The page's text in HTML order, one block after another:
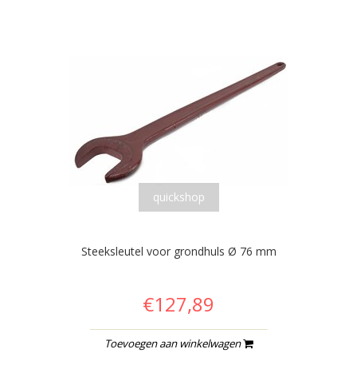
quickshop
Steeksleutel voor grondhuls Ø 76 mm
€127,89
Toevoegen aan winkelwagen